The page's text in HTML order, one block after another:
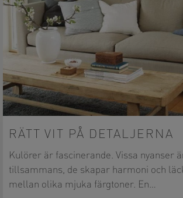
RÄTT VIT PÅ DETALJERNA
Kulörer är fascinerande. Vissa nyanser
tillsammans, de skapar harmoni och
mellan olika mjuka färgtoner. En…